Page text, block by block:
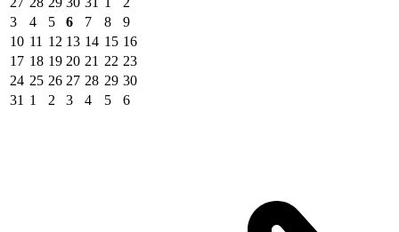
3
4 5 6 7 8
9
10 11 12 13 14 15 16
17 18 19 20 21 22 23
24 25 26 27 28 29 30
31 1 2 3 4 5 6